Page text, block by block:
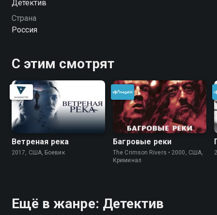
Детектив
Страна
Россия
С этим смотрят
Ветреная река
2017, США, Боевик
Багровые реки
The Crimson Rivers • 2000, США,
Криминал
Ещё в жанре: Детектив